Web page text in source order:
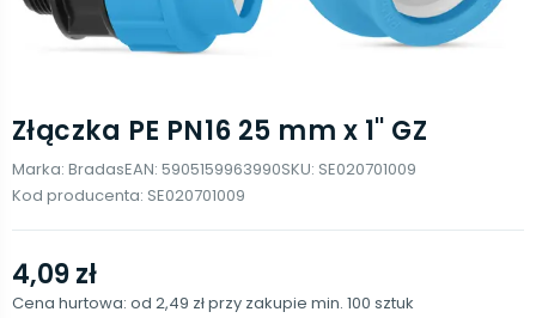
Złączka PE PN16 25 mm x 1'' GZ
Marka: BradasEAN: 5905159963990SKU: SE020701009
Kod producenta: SE020701009
4,09 zł
Cena hurtowa: od 2,49 złprzy zakupie min. 100 sztuk